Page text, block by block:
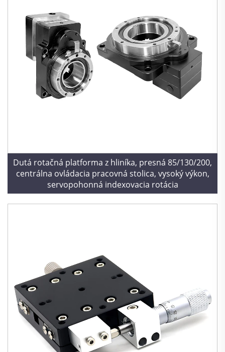
Dutá rotačná platforma z hliníka, presná 85/130/200,
centrálna ovládacia pracovná stolica, vysoký výkon,
servopohonná indexovacia rotácia